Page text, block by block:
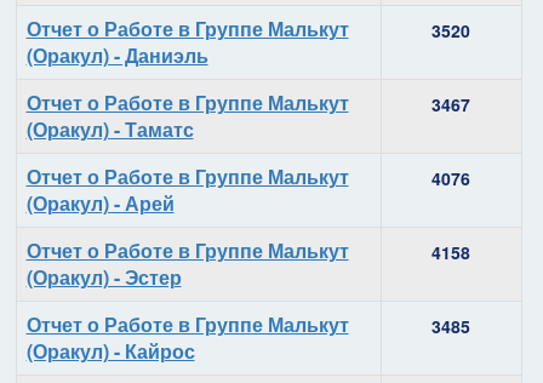
Отчет о Работе в Группе Малькут
(Оракул) - Даниэль
3520
Отчет о Работе в Группе Малькут
(Оракул) - Таматс
3467
Отчет о Работе в Группе Малькут
(Оракул) - Арей
4076
Отчет о Работе в Группе Малькут
(Оракул) - Эстер
4158
Отчет о Работе в Группе Малькут
(Оракул) - Кайрос
3485